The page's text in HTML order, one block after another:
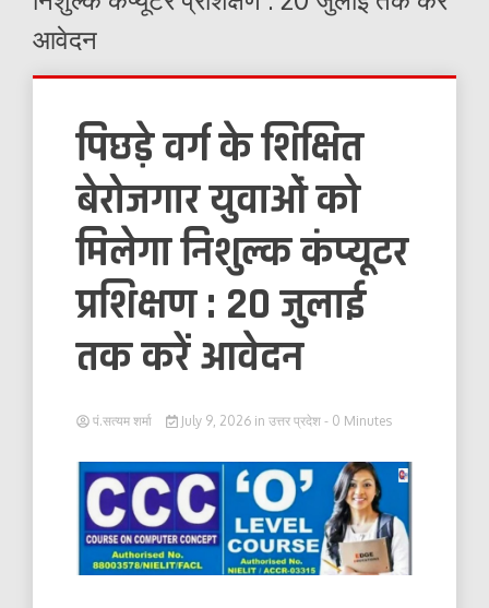
आवेदन
पिछड़े वर्ग के शिक्षित
बेरोजगार युवाओं को
मिलेगा निशुल्क कंप्यूटर
प्रशिक्षण : 20 जुलाई
तक करें आवेदन
पं.सत्यम शर्मा July 9, 2026 in उत्तर प्रदेश - 0 Minutes